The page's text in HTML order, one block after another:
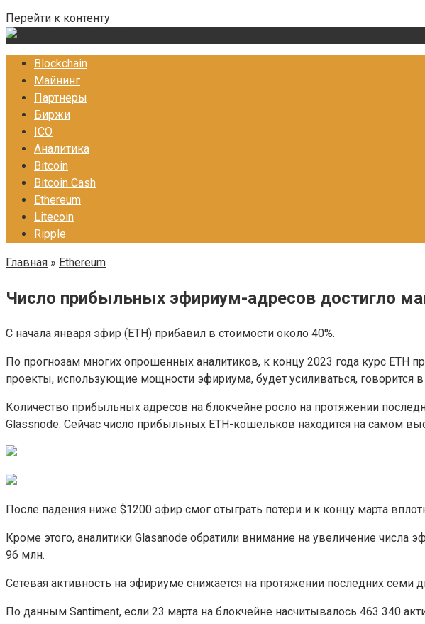
Перейти к контенту
Blockchain
Майнинг
Партнеры
Биржи
ICO
Аналитика
Bitcoin
Bitcoin Cash
Ethereum
Litecoin
Ripple
Главная » Ethereum
Число прибыльных эфириум-адресов достигло
С начала января эфир (ETH) прибавил в стоимости около 40%.
По прогнозам многих опрошенных аналитиков, к концу 2023 года курс ETH
проекты, использующие мощности эфириума, будет усиливаться, говорится
Количество прибыльных адресов на блокчейне росло на протяжении
Glassnode. Сейчас число прибыльных ETH-кошельков находится на самом
После падения ниже $1200 эфир смог отыграть потери и к концу марта
Кроме этого, аналитики Glasanode обратили внимание на увеличение
96 млн.
Сетевая активность на эфириуме снижается на протяжении последних семи
По данным Santiment, если 23 марта на блокчейне насчитывалось 463 340